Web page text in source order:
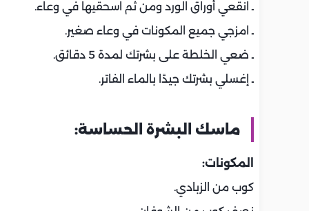
ـ انقعي أوراق الورد ومن ثم اسحقيها في وعاء.
ـ امزجي جميع المكونات في وعاء صغير.
ـ ضعي الخلطة على بشرتك لمدة 5 دقائق.
ـ إغسلي بشرتك جيدًا بالماء الفاتر.
ماسك البشرة الحساسة:
المكونات:
كوب من الزبادي.